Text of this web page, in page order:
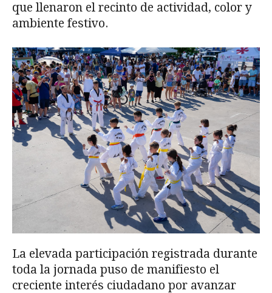
que llenaron el recinto de actividad, color y
ambiente festivo.
La elevada participación registrada durante
toda la jornada puso de manifiesto el
creciente interés ciudadano por avanzar